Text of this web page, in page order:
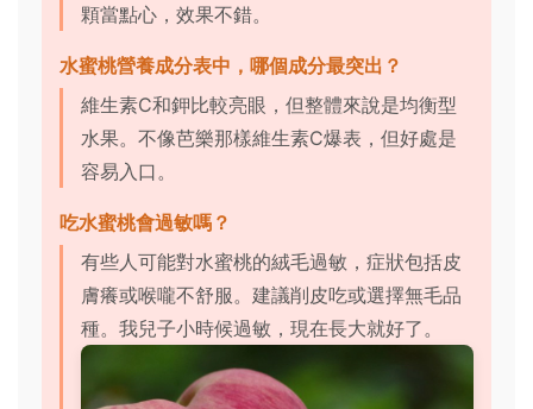
顆當點心，效果不錯。
水蜜桃營養成分表中，哪個成分最突出？
維生素C和鉀比較亮眼，但整體來說是均衡型
水果。不像芭樂那樣維生素C爆表，但好處是
容易入口。
吃水蜜桃會過敏嗎？
有些人可能對水蜜桃的絨毛過敏，症狀包括皮
膚癢或喉嚨不舒服。建議削皮吃或選擇無毛品
種。我兒子小時候過敏，現在長大就好了。